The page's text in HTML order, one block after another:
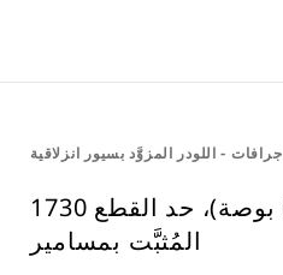
جرافات - اللودر المزوَّد بسيور انزلاقية
1730 مم (68 بوصة)، حد القطع
المُثبَّت بمسامير